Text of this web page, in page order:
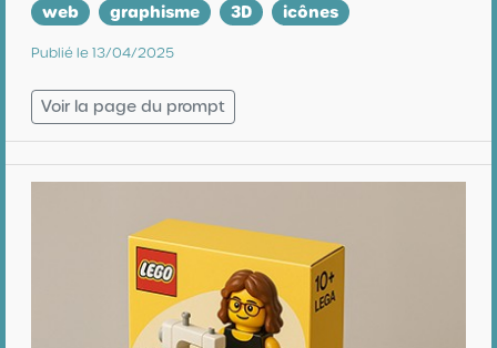
web graphisme 3D icônes
Publié le 13/04/2025
Voir la page du prompt